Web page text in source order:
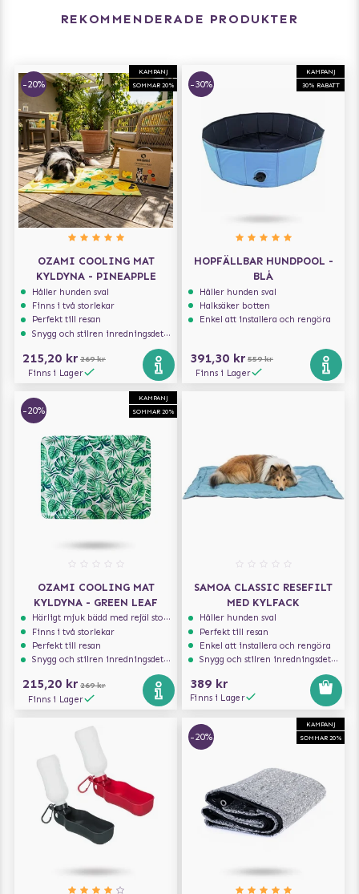
REKOMMENDERADE PRODUKTER
KAMPANJ
SOMMAR 20%
-20%
OZAMI COOLING MAT
KYLDYNA - PINEAPPLE
Håller hunden sval
Finns i två storlekar
Perfekt till resan
Snygg och stilren inredningsdetalj
215,20 kr 269 kr
Finns i Lager
KAMPANJ
30% RABATT
-30%
HOPFÄLLBAR HUNDPOOL -
BLÅ
Håller hunden sval
Halksäker botten
Enkel att installera och rengöra
391,30 kr 559 kr
Finns i Lager
KAMPANJ
SOMMAR 20%
-20%
OZAMI COOLING MAT
KYLDYNA - GREEN LEAF
Härligt mjuk bädd med rejäl stoppning som håller formen
Finns i två storlekar
Perfekt till resan
Snygg och stilren inredningsdetalj
215,20 kr 269 kr
Finns i Lager
SAMOA CLASSIC RESEFILT
MED KYLFACK
Håller hunden sval
Perfekt till resan
Enkel att installera och rengöra
Snygg och stilren inredningsdetalj
389 kr
Finns i Lager
KAMPANJ
SOMMAR 20%
-20%